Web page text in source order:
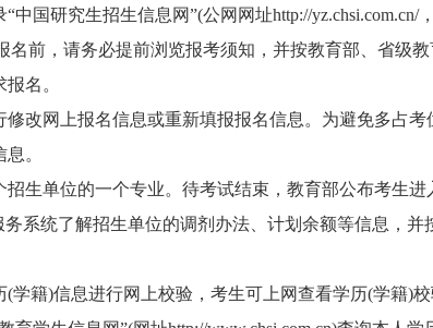
研究生招生信息网”(公网网址http://yz.chsi.com.cn/
名前，请务必提前浏览报考须知，并按教育部、省级
名。
网上报名信息或重新填报报名信息。为避免多占考
。
单位的一个专业。待考试结束，教育部公布考生进
务系统了解招生单位的调剂办法、计划余额等信息，
籍)信息进行网上校验，考生可上网查看学历(学籍)校